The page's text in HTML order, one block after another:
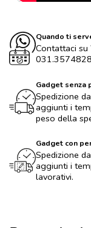
Quando ti
Contattaci
031.3574828
Gadget senza
Spedizione
aggiunti i
peso della
Gadget con
Spedizione
aggiunti i
lavorativi.